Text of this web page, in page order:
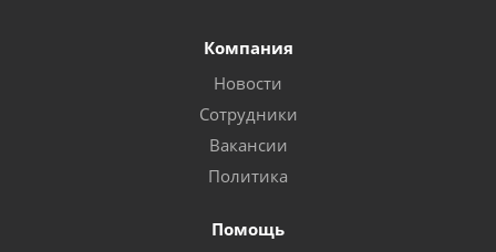
Компания
Новости
Сотрудники
Вакансии
Политика
Помощь